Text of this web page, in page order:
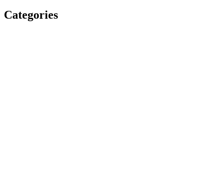
Categories